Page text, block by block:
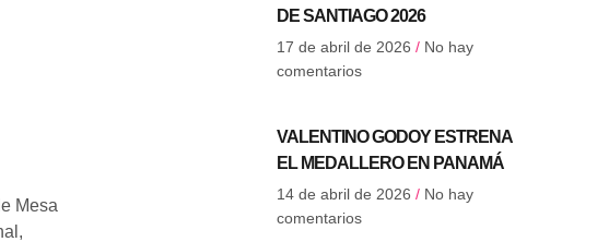
Mesa
DE SANTIAGO 2026
17 de abril de 2026 No hay
comentarios
VALENTINO GODOY ESTRENA
EL MEDALLERO EN PANAMÁ
14 de abril de 2026 No hay
comentarios